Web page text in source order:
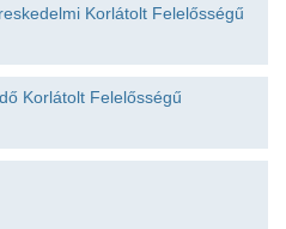
Korlátolt Felelősségű
Korlátolt Felelősségű